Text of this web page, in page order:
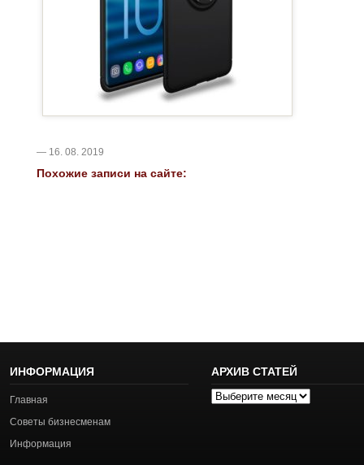
— 16. 08. 2019
Похожие записи на сайте:
ИНФОРМАЦИЯ
Главная
Советы бизнесменам
Информация
АРХИВ СТАТЕЙ
Архив